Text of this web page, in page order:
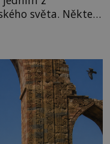
Některé
provází
Jejich osudy
hodnotu. Nejsou